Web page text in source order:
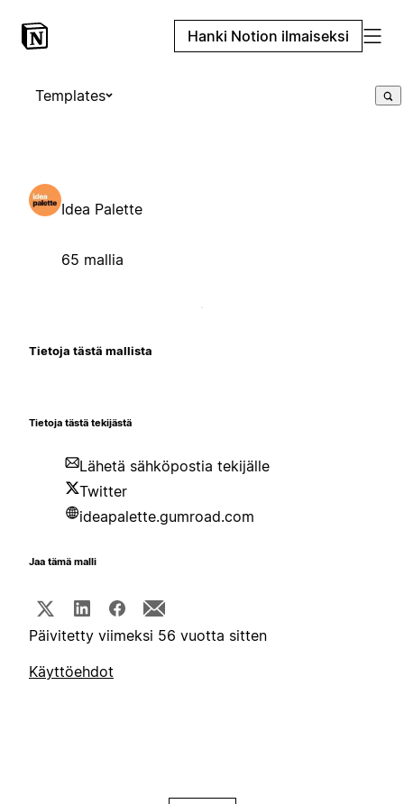
Hanki Notion ilmaiseksi
Templates
Idea Palette
65 mallia
Tietoja tästä mallista
Tietoja tästä tekijästä
Lähetä sähköpostia tekijälle
Twitter
ideapalette.gumroad.com
Jaa tämä malli
Päivitetty viimeksi 56 vuotta sitten
Käyttöehdot